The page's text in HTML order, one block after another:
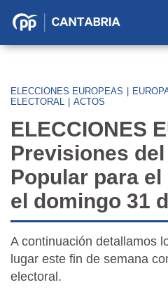
Partido
Cantabria
ELECCIONES EUROPEAS
ELECTORAL
ACTOS
ELECCIONES
Previsiones
Popular para
el domingo 31
A continuación detallamos
lugar este fin de semana
electoral.